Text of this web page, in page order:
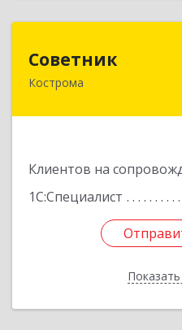
Советник
Кострома
Клиентов на
1С:Специалист
156000, Костромская